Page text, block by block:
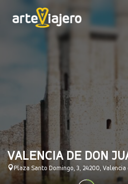
VALENCIA DE DON
Plaza Santo Domingo, 3, 24200, Valencia